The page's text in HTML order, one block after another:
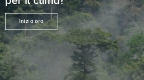
Inizia ora